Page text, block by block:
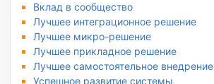
Вклад в сообщество
Лучшее интеграционное решение
Лучшее микро-решение
Лучшее прикладное решение
Лучшее самостоятельное внедрение
Успешное развитие системы